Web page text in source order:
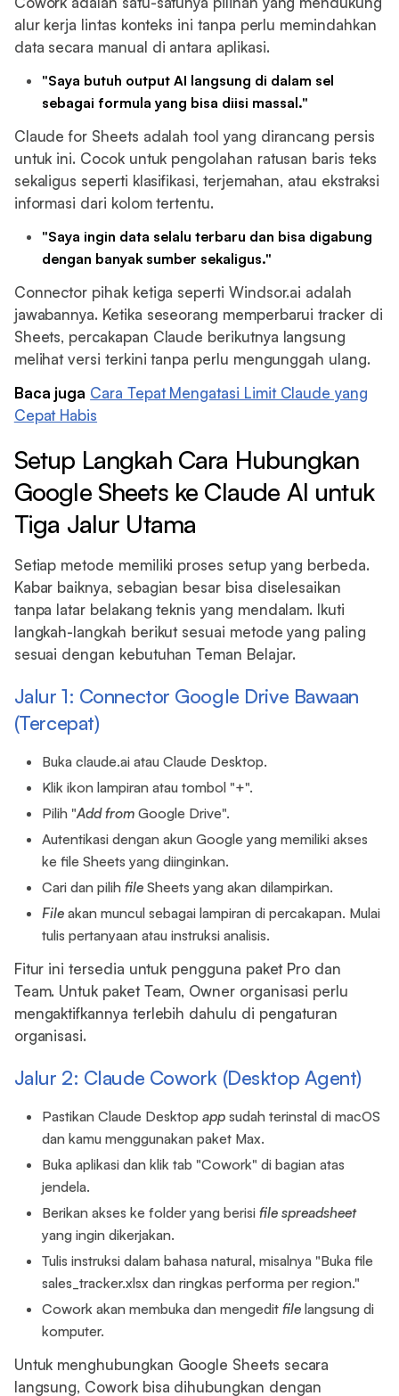
alur kerja lintas konteks ini tanpa perlu memindahkan
data secara manual di antara aplikasi.
"Saya butuh output AI langsung di dalam sel
sebagai formula yang bisa diisi massal."
Claude for Sheets adalah tool yang dirancang persis
untuk ini. Cocok untuk pengolahan ratusan baris teks
sekaligus seperti klasifikasi, terjemahan, atau ekstraksi
informasi dari kolom tertentu.
"Saya ingin data selalu terbaru dan bisa digabung
dengan banyak sumber sekaligus."
Connector pihak ketiga seperti Windsor.ai adalah
jawabannya. Ketika seseorang memperbarui tracker di
Sheets, percakapan Claude berikutnya langsung
melihat versi terkini tanpa perlu mengunggah ulang.
Baca juga Cara Tepat Mengatasi Limit Claude yang
Cepat Habis
Setup Langkah Cara Hubungkan
Google Sheets ke Claude AI untuk
Tiga Jalur Utama
Setiap metode memiliki proses setup yang berbeda.
Kabar baiknya, sebagian besar bisa diselesaikan
tanpa latar belakang teknis yang mendalam. Ikuti
langkah-langkah berikut sesuai metode yang paling
sesuai dengan kebutuhan Teman Belajar.
Jalur 1: Connector Google Drive Bawaan
(Tercepat)
Buka claude.ai atau Claude Desktop.
Klik ikon lampiran atau tombol "+".
Pilih "Add from Google Drive".
Autentikasi dengan akun Google yang memiliki akses
ke file Sheets yang diinginkan.
Cari dan pilihfile Sheets yang akan dilampirkan.
File akan muncul sebagai lampiran di percakapan. Mulai
tulis pertanyaan atau instruksi analisis.
Fitur ini tersedia untuk pengguna paket Pro dan
Team. Untuk paket Team, Owner organisasi perlu
mengaktifkannya terlebih dahulu di pengaturan
organisasi.
Jalur 2: Claude Cowork (Desktop Agent)
Pastikan Claude Desktopapp sudah terinstal di macOS
dan kamu menggunakan paket Max.
Buka aplikasi dan klik tab "Cowork" di bagian atas
jendela.
Berikan akses ke folder yang berisifile spreadsheet
yang ingin dikerjakan.
Tulis instruksi dalam bahasa natural, misalnya "Buka file
sales_tracker.xlsx dan ringkas performa per region."
Cowork akan membuka dan mengeditfile langsung di
komputer.
Untuk menghubungkan Google Sheets secara
langsung, Cowork bisa dihubungkan dengan